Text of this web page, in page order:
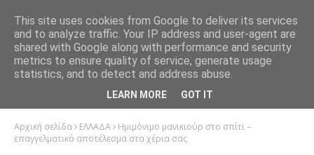
Αρχική σελίδα ΕΛΛΑΔΑ
Ημιμόνιμο μανικιούρ στο σπίτι –
επαγγελματικό αποτέλεσμα στα χέρια σας
This site uses cookies from Google to deliver its services
and to analyze traffic. Your IP address and user-agent are
shared with Google along with performance and security
metrics to ensure quality of service, generate usage
statistics, and to detect and address abuse.
LEARN MORE GOT IT